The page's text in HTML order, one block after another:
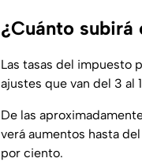
¿Cuánto subirá
Las tasas del impuesto
ajustes que van del 3 al
De las
verá aumentos hasta
por ciento.